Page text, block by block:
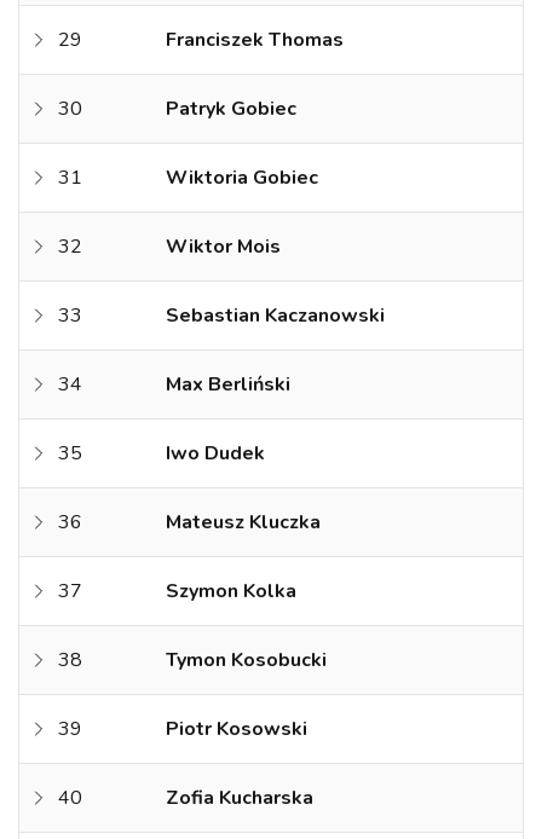
29 Franciszek Thomas
30 Patryk Gobiec
31 Wiktoria Gobiec
32 Wiktor Mois
33 Sebastian Kaczanowski
34 Max Berliński
35 Iwo Dudek
36 Mateusz Kluczka
37 Szymon Kolka
38 Tymon Kosobucki
39 Piotr Kosowski
40 Zofia Kucharska